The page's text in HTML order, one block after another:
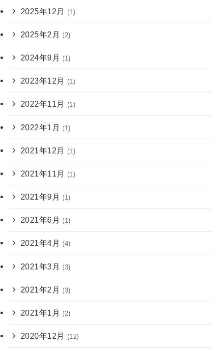
2025年12月 (1)
2025年2月 (2)
2024年9月 (1)
2023年12月 (1)
2022年11月 (1)
2022年1月 (1)
2021年12月 (1)
2021年11月 (1)
2021年9月 (1)
2021年6月 (1)
2021年4月 (4)
2021年3月 (3)
2021年2月 (3)
2021年1月 (2)
2020年12月 (12)